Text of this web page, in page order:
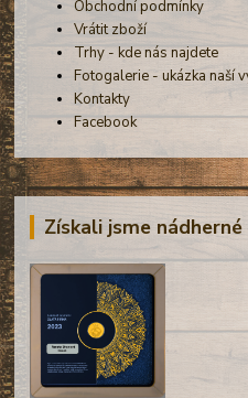
Obchodní podmínky
Vrátit zboží
Trhy - kde nás najdete
Fotogalerie - ukázka naší
Kontakty
Facebook
Získali jsme nádherné